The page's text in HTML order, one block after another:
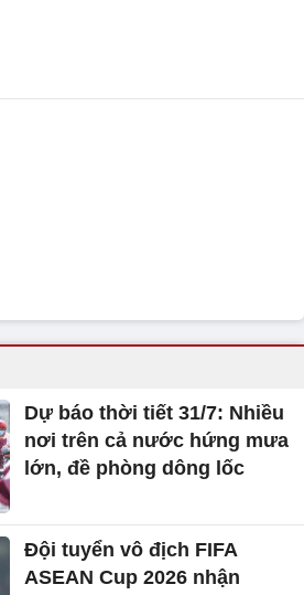
Dự báo thời tiết 31/7: Nhiều
nơi trên cả nước hứng mưa
lớn, đề phòng dông lốc
Đội tuyển vô địch FIFA
ASEAN Cup 2026 nhận